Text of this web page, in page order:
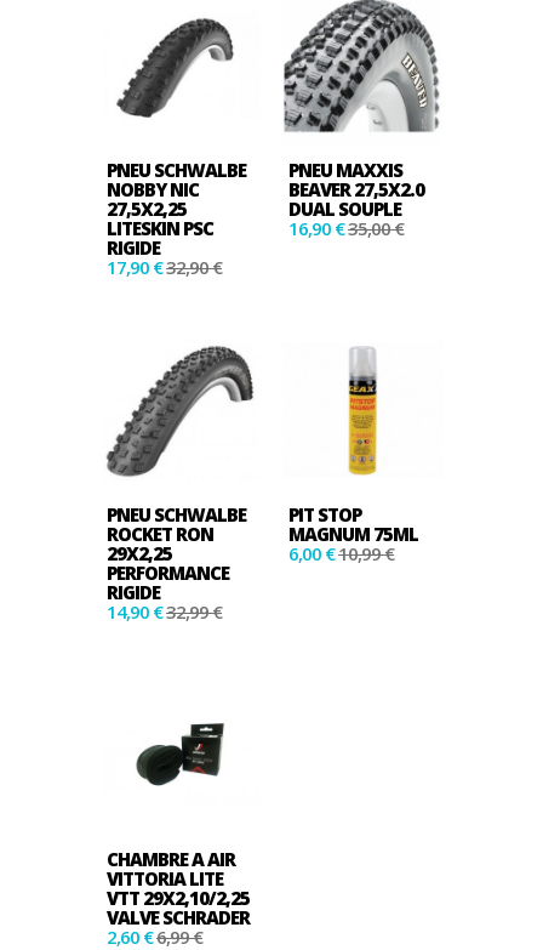
PNEU SCHWALBE
NOBBY NIC
27,5X2,25
LITESKIN PSC
RIGIDE
17,90 €32,90 €
PNEU MAXXIS
BEAVER 27,5X2.0
DUAL SOUPLE
16,90 €35,00 €
PNEU SCHWALBE
ROCKET RON
29X2,25
PERFORMANCE
RIGIDE
14,90 €32,99 €
PIT STOP
MAGNUM 75ML
6,00 €10,99 €
CHAMBRE A AIR
VITTORIA LITE
VTT 29X2,10/2,25
VALVE SCHRADER
2,60 €6,99 €